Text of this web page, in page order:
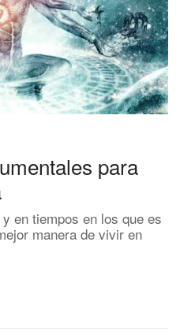
para
en tiempos en los que es
manera de vivir en